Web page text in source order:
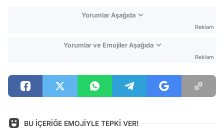
Yorumlar Aşağıda
Reklam
Yorumlar ve Emojiler Aşağıda
Reklam
BU İÇERİĞE EMOJİYLE TEPKİ VER!